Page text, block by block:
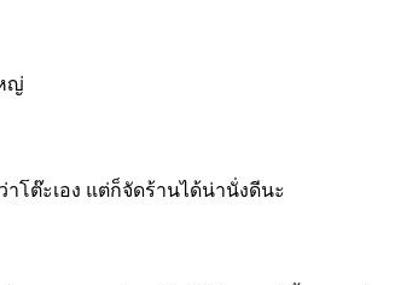
ญ่
โต๊ะเอง แต่ก็จัดร้านได้น่านั่งดีนะ